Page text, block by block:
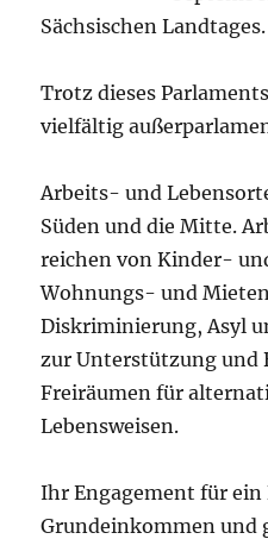
Sächsischen Landtages.
Trotz dieses
vielfältig
Arbeits- und
Süden und die Mitte.
reichen von Kinder-
Wohnungs- und
Diskriminierung, Asyl
zur Unterstützung und
Freiräumen für
Lebensweisen.
Ihr Engagement für ein
Grundeinkommen und